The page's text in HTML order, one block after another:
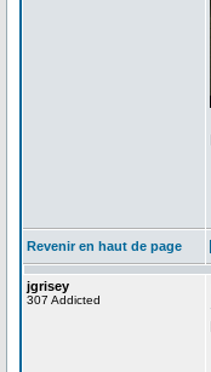
Revenir en haut de page
jgrisey
307 Addicted